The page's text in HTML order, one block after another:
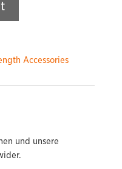
Accessories
und unsere